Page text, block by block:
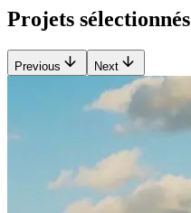
Projets sélectionnés
Previous Next